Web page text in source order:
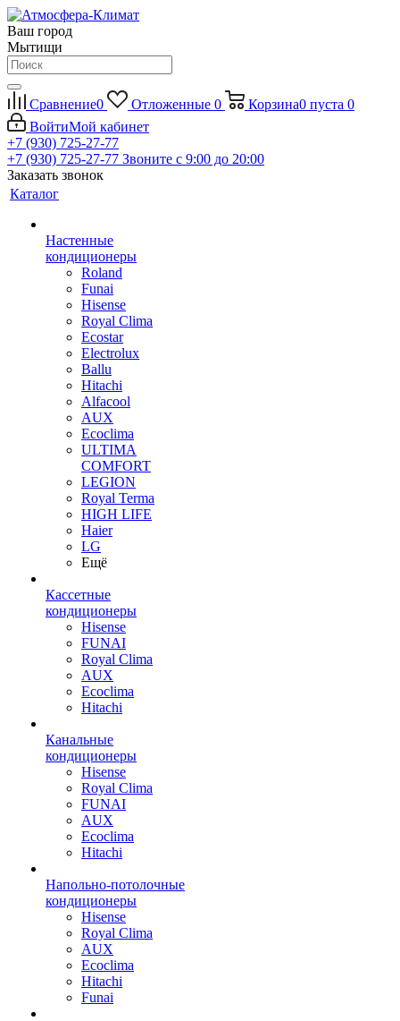
Ваш город
Мытищи
Сравнение0 Отложенные 0 Корзина0 пуста 0
ВойтиМой кабинет
+7 (930) 725-27-77
+7 (930) 725-27-77 Звоните с 9:00 до 20:00
Заказать звонок
Каталог
Настенные
кондиционеры
Roland
Funai
Hisense
Royal Clima
Ecostar
Electrolux
Ballu
Hitachi
Alfacool
AUX
Ecoclima
ULTIMA
COMFORT
LEGION
Royal Terma
HIGH LIFE
Haier
LG
Ещё
Кассетные
кондиционеры
Hisense
FUNAI
Royal Clima
AUX
Ecoclima
Hitachi
Канальные
кондиционеры
Hisense
Royal Clima
FUNAI
AUX
Ecoclima
Hitachi
Напольно-потолочные
кондиционеры
Hisense
Royal Clima
AUX
Ecoclima
Hitachi
Funai